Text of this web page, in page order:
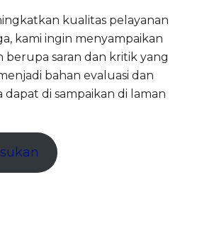
kualitas pelayanan
kami ingin menyampaikan
berupa saran dan kritik yang
bahan evaluasi dan
dapat di sampaikan di laman